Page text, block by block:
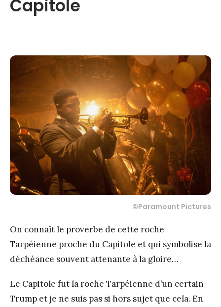
Capitole
©Paramount Pictures
On connaît le proverbe de cette roche
Tarpéienne proche du Capitole et qui symbolise la
déchéance souvent attenante à la gloire…
Le Capitole fut la roche Tarpéienne d’un certain
Trump et je ne suis pas si hors sujet que cela. En